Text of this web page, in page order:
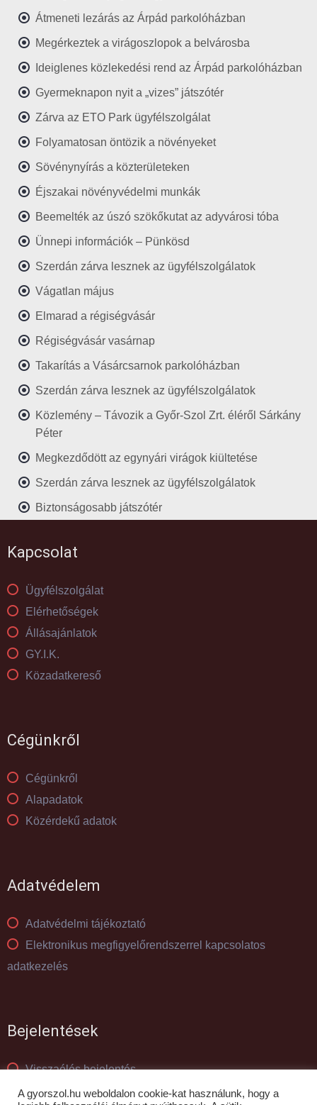
Átmeneti lezárás az Árpád parkolóházban
Megérkeztek a virágoszlopok a belvárosba
Ideiglenes közlekedési rend az Árpád parkolóházban
Gyermeknapon nyit a „vizes” játszótér
Zárva az ETO Park ügyfélszolgálat
Folyamatosan öntözik a növényeket
Sövénynyírás a közterületeken
Éjszakai növényvédelmi munkák
Beemelték az úszó szökőkutat az adyvárosi tóba
Ünnepi információk – Pünkösd
Szerdán zárva lesznek az ügyfélszolgálatok
Vágatlan május
Elmarad a régiségvásár
Régiségvásár vasárnap
Takarítás a Vásárcsarnok parkolóházban
Szerdán zárva lesznek az ügyfélszolgálatok
Közlemény – Távozik a Győr-Szol Zrt. éléről Sárkány
Péter
Megkezdődött az egynyári virágok kiültetése
Szerdán zárva lesznek az ügyfélszolgálatok
Biztonságosabb játszótér
Kapcsolat
Ügyfélszolgálat
Elérhetőségek
Állásajánlatok
GY.I.K.
Közadatkereső
Cégünkről
Cégünkről
Alapadatok
Közérdekű adatok
Adatvédelem
Adatvédelmi tájékoztató
Elektronikus megfigyelőrendszerrel kapcsolatos
adatkezelés
Bejelentések
Visszaélés bejelentés
Panaszkezelés
A gyorszol.hu weboldalon cookie-kat használunk, hogy a